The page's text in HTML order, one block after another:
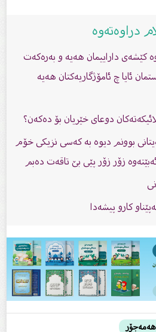
دراوەتەوە
داراییمان هەیە و بەرەکەت
ئایا چ ئامۆژگاریەکتان هەیە
دوعاى خێریان بۆ دەکەن؟
بوونم دیوه‌ به‌ کەسى نزیکى خۆم
زۆر زۆر پێى بێ تاقه‌ت دەبم
كارو پیشەدا